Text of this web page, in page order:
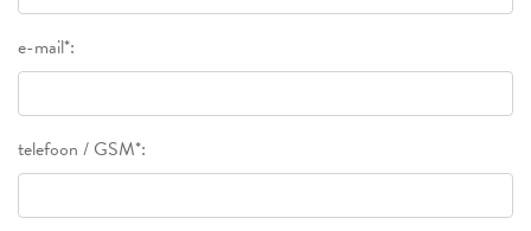
e-mail*:
telefoon / GSM*: